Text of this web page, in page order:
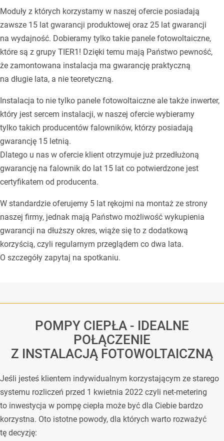
Moduły z których korzystamy w naszej ofercie posiadają
zawsze 15 lat gwarancji produktowej oraz 25 lat gwarancji
na wydajność. Dobieramy tylko takie panele fotowoltaiczne,
które są z grupy TIER1! Dzięki temu mają Państwo pewność,
że zamontowana instalacja ma gwarancję praktyczną
na długie lata, a nie teoretyczną.
Instalacja to nie tylko panele fotowoltaiczne ale także inwerter,
który jest sercem instalacji, w naszej ofercie wybieramy
tylko takich producentów falowników, którzy posiadają
gwarancję 15 letnią.
Dlatego u nas w ofercie klient otrzymuje już przedłużoną
gwarancję na falownik do lat 15 lat co potwierdzone jest
certyfikatem od producenta.
W standardzie oferujemy 5 lat rękojmi na montaż ze strony
naszej firmy, jednak mają Państwo możliwość wykupienia
gwarancji na dłuższy okres, wiąże się to z dodatkową
korzyścią, czyli regularnym przeglądem co dwa lata.
O szczegóły zapytaj na spotkaniu.
POMPY CIEPŁA - IDEALNE
POŁĄCZENIE
Z INSTALACJĄ FOTOWOLTAICZNĄ
Jeśli jesteś klientem indywidualnym korzystającym ze starego
systemu rozliczeń przed 1 kwietnia 2022 czyli net-metering
to inwestycja w pompę ciepła może być dla Ciebie bardzo
korzystna. Oto istotne powody, dla których warto rozważyć
tę decyzję: